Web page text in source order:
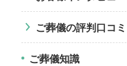
ご葬儀の評判口コミ
ご葬儀知識